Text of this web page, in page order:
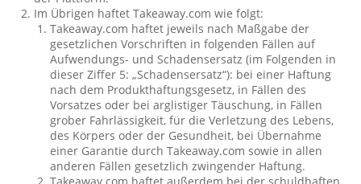
Im Übrigen haftet Takeaway.com wie folgt:
Takeaway.com haftet jeweils nach Maßgabe der
gesetzlichen Vorschriften in folgenden Fällen auf
Aufwendungs- und Schadensersatz (im Folgenden in
dieser Ziffer 5: „Schadensersatz“): bei einer Haftung
nach dem Produkthaftungsgesetz, in Fällen des
Vorsatzes oder bei arglistiger Täuschung, in Fällen
grober Fahrlässigkeit, für die Verletzung des Lebens,
des Körpers oder der Gesundheit, bei Übernahme
einer Garantie durch Takeaway.com sowie in allen
anderen Fällen gesetzlich zwingender Haftung.